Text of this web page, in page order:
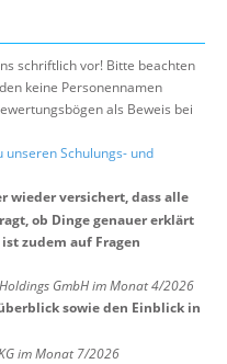
schriftlich vor! Bitte beachten
keine Personennamen
als Beweis bei
Schulungs- und
wieder versichert, dass alle
ob Dinge genauer erklärt
zudem auf Fragen
GmbH im Monat 4/2026
sowie den Einblick in
im Monat 7/2026